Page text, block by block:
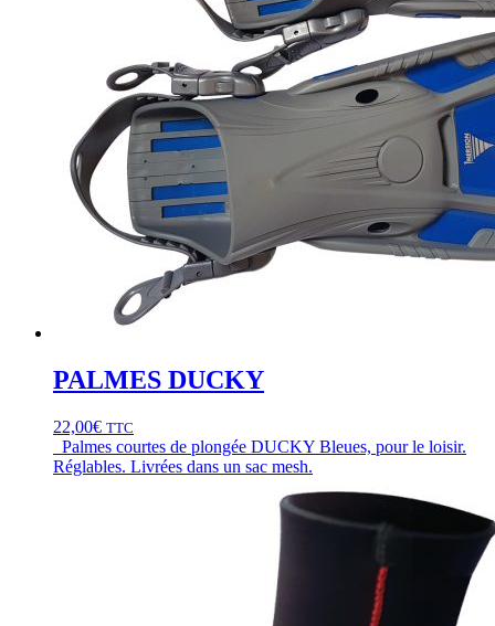
PALMES DUCKY
22,00€ TTC
Palmes courtes de plongée DUCKY Bleues, pour le loisir.
Réglables. Livrées dans un sac mesh.